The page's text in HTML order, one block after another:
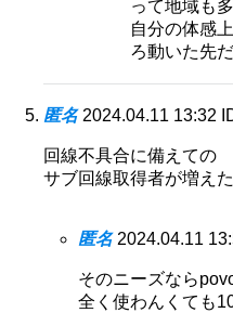
って地域も
自分の体感
ろ動いた先
匿名 2024.04.11 13:32
回線不具合に備えての
サブ回線取得者が増え
匿名 2024.04.11
そのニーズなら
全く使わんくても